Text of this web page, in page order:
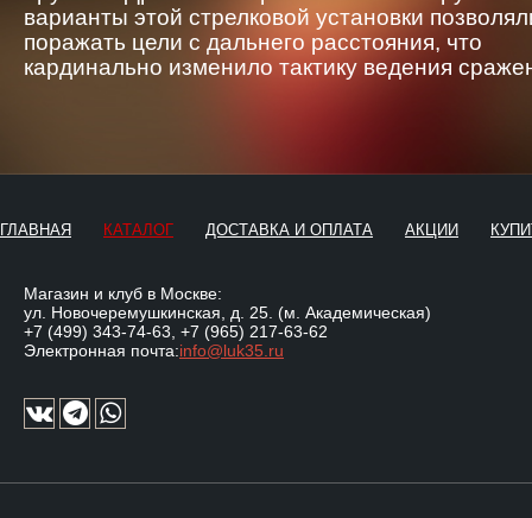
варианты этой стрелковой установки
поражать цели с дальнего расстояния, что
кардинально изменило тактику ведения
ГЛАВНАЯ КАТАЛОГ ДОСТАВКА И ОПЛАТА АКЦИИ
Магазин и клуб в Москве:
ул. Новочеремушкинская, д. 25. (м. Академическая)
+7 (499) 343-74-63 +7 (965) 217-63-62
Электронная почта:info@luk35.ru